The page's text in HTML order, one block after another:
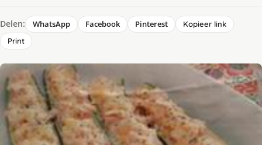
Delen: WhatsApp Facebook Pinterest
Kopieer link
Print